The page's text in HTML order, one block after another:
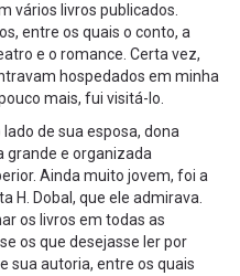
vários livros publicados.
entre os quais o conto, a
e o romance. Certa vez,
hospedados em minha
mais, fui visitá-lo.
de sua esposa, dona
grande e organizada
Ainda muito jovem, foi a
H. Dobal, que ele admirava.
os livros em todas as
os que desejasse ler por
sua autoria, entre os quais